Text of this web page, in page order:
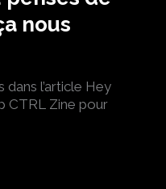
nous
l’article Hey
CTRL Zine pour